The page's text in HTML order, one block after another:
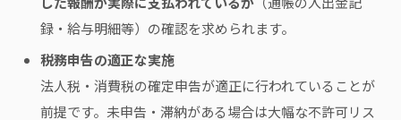
録・給与明細等）の確認を求められます。
税務申告の適正な実施
法人税・消費税の確定申告が適正に行われていることが
前提です。未申告・滞納がある場合は大幅な不許可リス